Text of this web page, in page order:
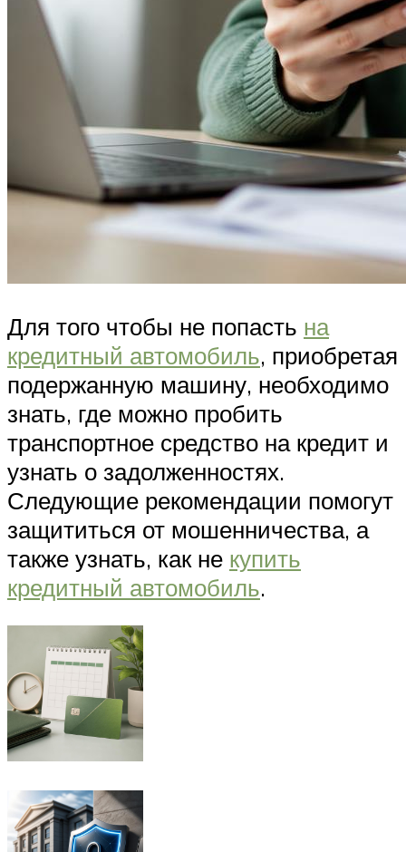
Для того чтобы не попасть на
кредитный автомобиль, приобретая
подержанную машину, необходимо
знать, где можно пробить
транспортное средство на кредит и
узнать о задолженностях.
Следующие рекомендации помогут
защититься от мошенничества, а
также узнать, как не купить
кредитный автомобиль.